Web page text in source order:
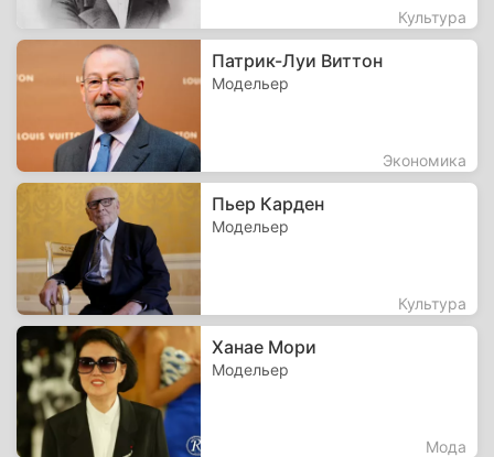
Культура
Патрик-Луи Виттон
Модельер
Экономика
Пьер Карден
Модельер
Культура
Ханае Мори
Модельер
Мода